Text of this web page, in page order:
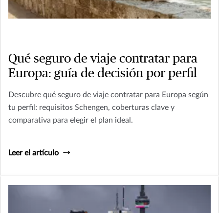
Qué seguro de viaje contratar para
Europa: guía de decisión por perfil
Descubre qué seguro de viaje contratar para Europa según
tu perfil: requisitos Schengen, coberturas clave y
comparativa para elegir el plan ideal.
Leer el artículo